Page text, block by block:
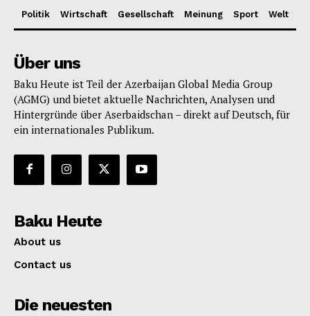
Politik Wirtschaft Gesellschaft Meinung Sport Welt
Über uns
Baku Heute ist Teil der Azerbaijan Global Media Group
(AGMG) und bietet aktuelle Nachrichten, Analysen und
Hintergründe über Aserbaidschan – direkt auf Deutsch, für
ein internationales Publikum.
Baku Heute
About us
Contact us
Die neuesten